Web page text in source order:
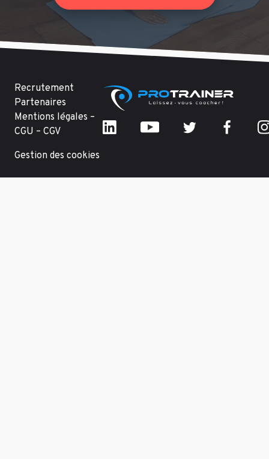
Recrutement
Partenaires
Mentions légales –
CGU – CGV
Gestion des cookies